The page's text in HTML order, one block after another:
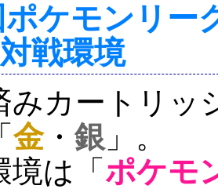
ケモンリー
戦環境
みカートリッ
金・ 銀 」。
境は「 ポケモ